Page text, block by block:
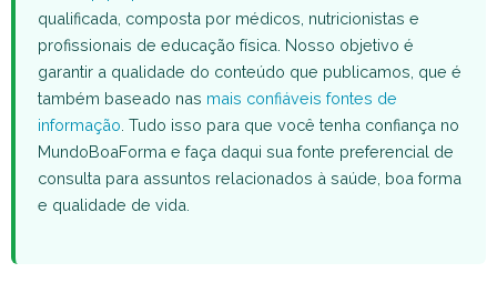
qualificada, composta por médicos, nutricionistas e
profissionais de educação física. Nosso objetivo é
garantir a qualidade do conteúdo que publicamos, que é
também baseado nas mais confiáveis fontes de
informação . Tudo isso para que você tenha confiança no
MundoBoaForma e faça daqui sua fonte preferencial de
consulta para assuntos relacionados à saúde, boa forma
e qualidade de vida.